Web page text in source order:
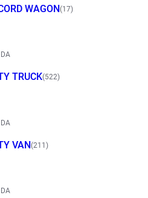
WAGON(17)
TRUCK(522)
VAN(211)